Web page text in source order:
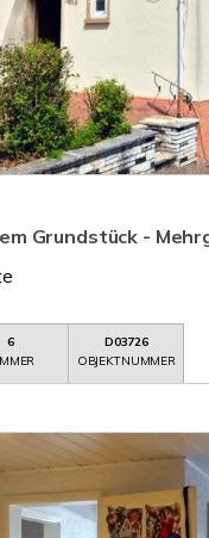
Grundstück -
6
D03726
OBJEKTNUMMER